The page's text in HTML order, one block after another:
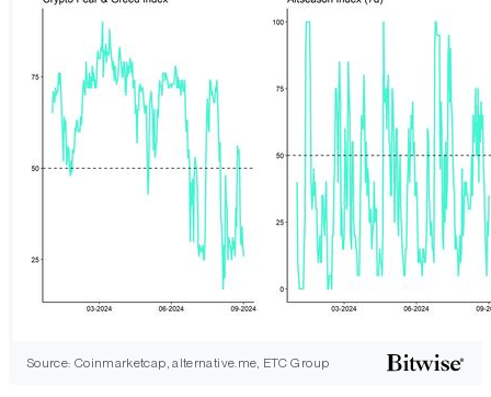
Source: Coinmarketcap, alternative.me, ETC Group